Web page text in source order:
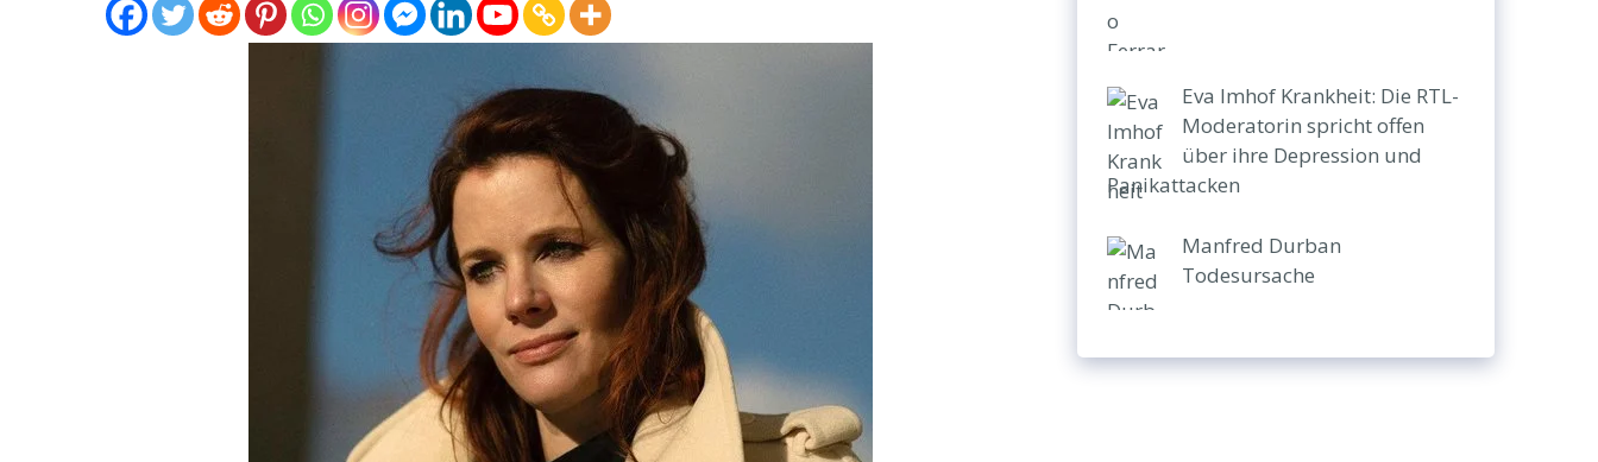
Eva Imhof Krankheit: Die RTL-
Moderatorin spricht offen
über ihre Depression und
Panikattacken
Manfred Durban
Todesursache